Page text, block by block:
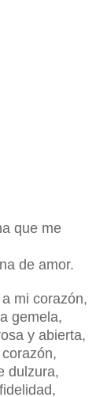
que me
de amor.
mi corazón,
gemela,
y abierta,
dulzura,